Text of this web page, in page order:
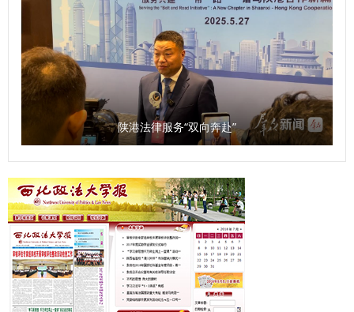
洋荣获一等奖，崔梁凡等4位同志荣获二等奖，邵大壮等6位同
志荣获三等奖，吴亢等10位同志荣获优秀奖。 9月30日，大
赛颁奖仪式在长安校区校务楼二楼报告厅举行。校党委副书记
郭武军作总结讲话。他强调，全体科级干部要进一步强化理论
学习，提高系统学习与思考的能力；要树立正确的政绩观，把
服务师生作为成长根基与价值追求；要以“务实、担当、创
新”的优良作风，认真履职尽责，为推动学校事业高质量发展
贡献力量。 参赛选手潘龙说，“能在强手如林的比赛中获奖，
我倍感荣幸。这次经历让我深刻体会到，‘能写、会说、善思、
肯干’不仅是比赛要求，更是做好教学管理服务工作的基石。我
将把这份收获带回一线，继续当好连接师生、保障教学的‘螺丝
钉’，在平凡的岗位上为学校事业发展贡献自己全部的力量”。
以赛提能，锻造素质过硬干部队伍 本次比赛是加强学校干部
队伍建设的有力举措，也是推动广大干部大学习、大练兵、大
陕港法律服务“双向奔赴”